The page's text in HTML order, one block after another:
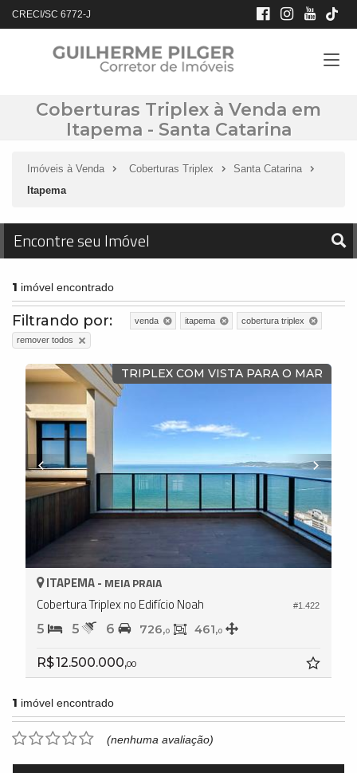
CRECI/SC 6772-J
Coberturas Triplex à Venda em
Itapema - Santa Catarina
Imóveis à Venda Coberturas Triplex
Santa Catarina
Itapema
Encontre seu Imóvel
1 imóvel encontrado
Filtrando por: venda itapema
cobertura triplex
remover todos
TRIPLEX COM VISTA PARA O MAR
#1.422
ITAPEMA - MEIA PRAIA
Cobertura Triplex no Edifício Noah
5 5 6 726,0 461,0
R$ 12.500.000,00
1 imóvel encontrado
(nenhuma avaliação)